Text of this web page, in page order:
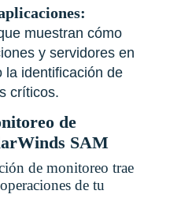
muestran cómo
y servidores en
la identificación de
críticos.
de
SAM
de monitoreo trae
de tu